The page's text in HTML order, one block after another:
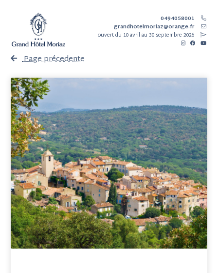
0494058001
grandhotelmoriaz@orange.fr
ouvertdu 10 avril au 30 septembre 2026
Page précedente